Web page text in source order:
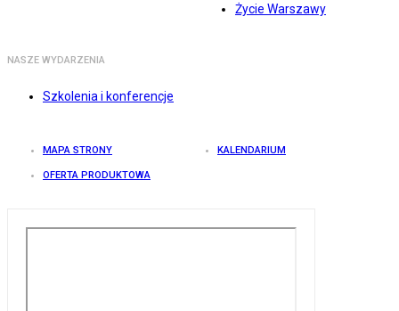
Życie Warszawy
NASZE WYDARZENIA
Szkolenia i konferencje
MAPA STRONY KALENDARIUM
OFERTA PRODUKTOWA